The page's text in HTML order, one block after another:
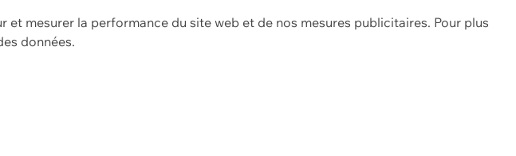
mesurer la performance du site web et de nos mesures publicitaires. Pour plus
données.